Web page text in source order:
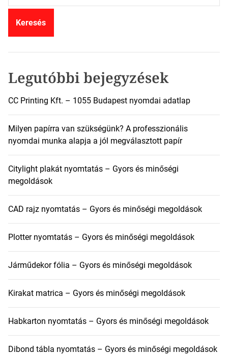
r
Legutóbbi bejegyzések
CC Printing Kft. – 1055 Budapest nyomdai adatlap
Milyen papírra van szükségünk? A professzionális
nyomdai munka alapja a jól megválasztott papír
Citylight plakát nyomtatás – Gyors és minőségi
megoldások
CAD rajz nyomtatás – Gyors és minőségi megoldások
Plotter nyomtatás – Gyors és minőségi megoldások
Járműdekor fólia – Gyors és minőségi megoldások
Kirakat matrica – Gyors és minőségi megoldások
Habkarton nyomtatás – Gyors és minőségi megoldások
Dibond tábla nyomtatás – Gyors és minőségi megoldások